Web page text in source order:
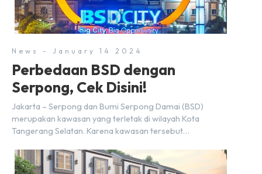
2024, kondisi ekonomi global maupun nasional dapat
memengaruhi pertimbangan masyarakat untuk membeli
rumah maupun investasi di sektor […]
News - January 14 2024
Perbedaan BSD dengan
Serpong, Cek Disini!
Jakarta – Serpong dan Bumi Serpong Damai (BSD)
merupakan kawasan yang terletak di wilayah Kota
Tangerang Selatan. Karena kawasan tersebut
kita yang mengira kedua wilayah ini merupakan tempat
yang sama. Padahal anggapan tersebut kurang tepat.